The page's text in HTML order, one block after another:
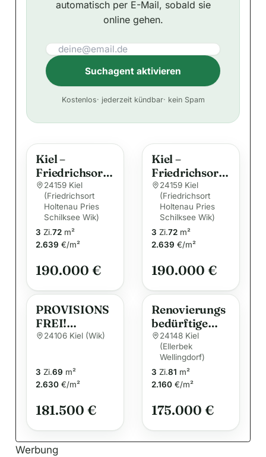
automatisch per E-Mail, sobald sie
online gehen.
Suchagent aktivieren
t
Kostenlos· jederzeit kündbar· kein Spam
Kiel –
Friedrichsort
– Die gute
preiswerte
Wohnung
wird frei !
24159 Kiel
(Friedrichsort
Holtenau Pries
Schilksee Wik)
3 Zi.72 m²
2.639 €/m²
190.000 €
Kiel –
Friedrichsort:
Sonnige
Eigentumswo
hnung – Frei
zum
01.09.2026
24159 Kiel
(Friedrichsort
Holtenau Pries
Schilksee Wik)
3 Zi.72 m²
2.639 €/m²
190.000 €
PROVISIONS
FREI!
Gemütliche
wohnung in
Kiel/Wik
24106 Kiel (Wik)
3 Zi.69 m²
2.630 €/m²
181.500 €
Renovierungs
bedürftige
Eigentumswo
hnungen mit
Blick auf die
Kieler Förde!
24148 Kiel
(Ellerbek
Wellingdorf)
3 Zi.81 m²
2.160 €/m²
175.000 €
Werbung